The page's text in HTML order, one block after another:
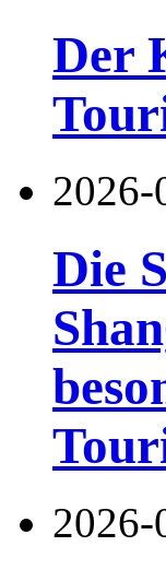
Der
2026-
Die
2026-